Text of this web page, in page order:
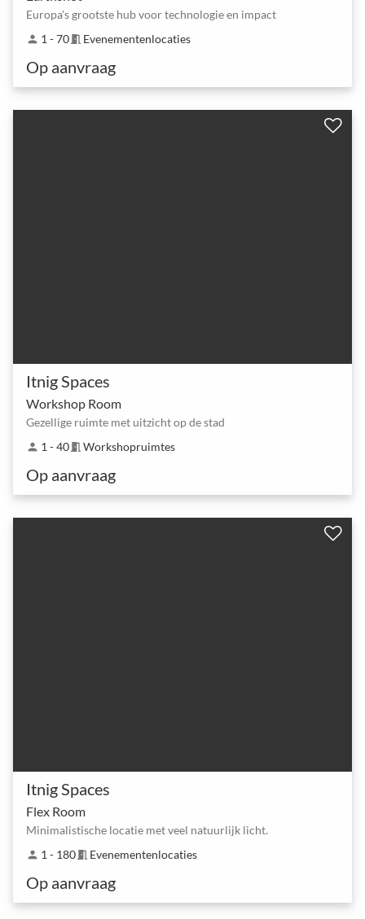
Europa's grootste hub voor technologie en impact
person 1 - 70meeting_room Evenementenlocaties
Op aanvraag
Itnig Spaces
Workshop Room
Gezellige ruimte met uitzicht op de stad
person 1 - 40meeting_room Workshopruimtes
Op aanvraag
Itnig Spaces
Flex Room
Minimalistische locatie met veel natuurlijk licht.
person 1 - 180meeting_room Evenementenlocaties
Op aanvraag